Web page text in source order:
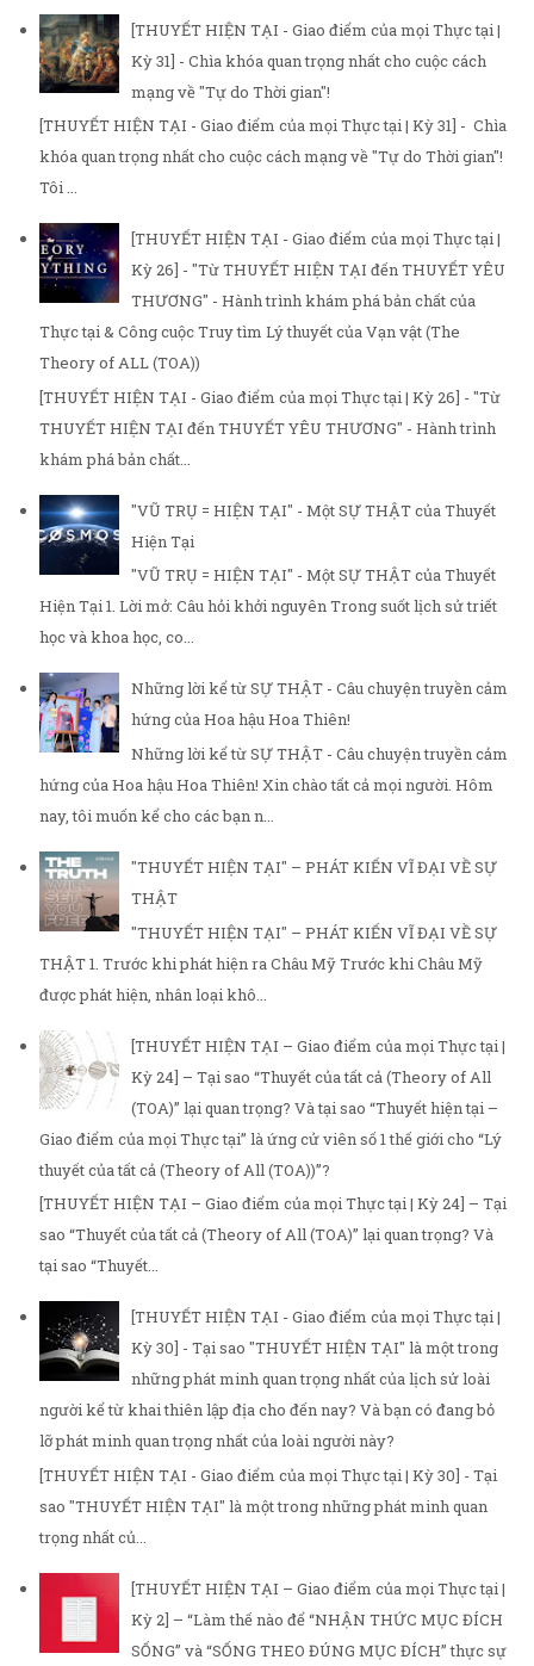
[THUYẾT HIỆN TẠI - Giao điểm của mọi Thực tại |
Kỳ 31] - Chìa khóa quan trọng nhất cho cuộc cách
mạng về "Tự do Thời gian"!
[THUYẾT HIỆN TẠI - Giao điểm của mọi Thực tại | Kỳ 31] - Chìa
khóa quan trọng nhất cho cuộc cách mạng về "Tự do Thời gian"!
Tôi ...
[THUYẾT HIỆN TẠI - Giao điểm của mọi Thực tại |
Kỳ 26] - "Từ THUYẾT HIỆN TẠI đến THUYẾT YÊU
THƯƠNG" - Hành trình khám phá bản chất của
Thực tại & Công cuộc Truy tìm Lý thuyết của Vạn vật (The
Theory of ALL (TOA))
[THUYẾT HIỆN TẠI - Giao điểm của mọi Thực tại | Kỳ 26] - "Từ
THUYẾT HIỆN TẠI đến THUYẾT YÊU THƯƠNG" - Hành trình
khám phá bản chất...
"VŨ TRỤ = HIỆN TẠI" - Một SỰ THẬT của Thuyết
Hiện Tại
"VŨ TRỤ = HIỆN TẠI" - Một SỰ THẬT của Thuyết
Hiện Tại 1. Lời mở: Câu hỏi khởi nguyên Trong suốt lịch sử triết
học và khoa học, co...
Những lời kể từ SỰ THẬT - Câu chuyện truyền cảm
hứng của Hoa hậu Hoa Thiên!
Những lời kể từ SỰ THẬT - Câu chuyện truyền cảm
hứng của Hoa hậu Hoa Thiên! Xin chào tất cả mọi người. Hôm
nay, tôi muốn kể cho các bạn n...
"THUYẾT HIỆN TẠI" – PHÁT KIẾN VĨ ĐẠI VỀ SỰ
THẬT
"THUYẾT HIỆN TẠI" – PHÁT KIẾN VĨ ĐẠI VỀ SỰ
THẬT 1. Trước khi phát hiện ra Châu Mỹ Trước khi Châu Mỹ
được phát hiện, nhân loại khô...
[THUYẾT HIỆN TẠI – Giao điểm của mọi Thực tại |
Kỳ 24] – Tại sao “Thuyết của tất cả (Theory of All
(TOA)” lại quan trọng? Và tại sao “Thuyết hiện tại –
Giao điểm của mọi Thực tại” là ứng cử viên số 1 thế giới cho “Lý
thuyết của tất cả (Theory of All (TOA))”?
[THUYẾT HIỆN TẠI – Giao điểm của mọi Thực tại | Kỳ 24] – Tại
sao “Thuyết của tất cả (Theory of All (TOA)” lại quan trọng? Và
tại sao “Thuyết...
[THUYẾT HIỆN TẠI - Giao điểm của mọi Thực tại |
Kỳ 30] - Tại sao "THUYẾT HIỆN TẠI" là một trong
những phát minh quan trọng nhất của lịch sử loài
người kể từ khai thiên lập địa cho đến nay? Và bạn có đang bỏ
lỡ phát minh quan trọng nhất của loài người này?
[THUYẾT HIỆN TẠI - Giao điểm của mọi Thực tại | Kỳ 30] - Tại
sao "THUYẾT HIỆN TẠI" là một trong những phát minh quan
trọng nhất củ...
[THUYẾT HIỆN TẠI – Giao điểm của mọi Thực tại |
Kỳ 2] – “Làm thế nào để “NHẬN THỨC MỤC ĐÍCH
SỐNG” và “SỐNG THEO ĐÚNG MỤC ĐÍCH” thực sự